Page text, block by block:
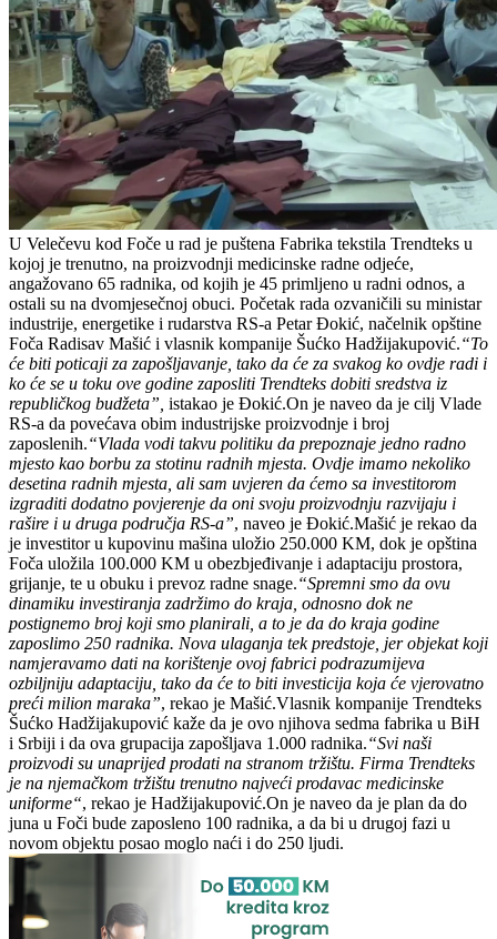
U Velečevu kod Foče u rad je puštena Fabrika tekstila Trendteks u
kojoj je trenutno, na proizvodnji medicinske radne odjeće,
angažovano 65 radnika, od kojih je 45 primljeno u radni odnos, a
ostali su na dvomjesečnoj obuci. Početak rada ozvaničili su ministar
industrije, energetike i rudarstva RS-a Petar Đokić, načelnik opštine
Foča Radisav Mašić i vlasnik kompanije Šućko Hadžijakupović.“To
će biti poticaji za zapošljavanje, tako da će za svakog ko ovdje radi i
ko će se u toku ove godine zaposliti Trendteks dobiti sredstva iz
republičkog budžeta”, istakao je Đokić.On je naveo da je cilj Vlade
RS-a da povećava obim industrijske proizvodnje i broj
zaposlenih.“Vlada vodi takvu politiku da prepoznaje jedno radno
mjesto kao borbu za stotinu radnih mjesta. Ovdje imamo nekoliko
desetina radnih mjesta, ali sam uvjeren da ćemo sa investitorom
izgraditi dodatno povjerenje da oni svoju proizvodnju razvijaju i
rašire i u druga područja RS-a”, naveo je Đokić.Mašić je rekao da
je investitor u kupovinu mašina uložio 250.000 KM, dok je opština
Foča uložila 100.000 KM u obezbjeđivanje i adaptaciju prostora,
grijanje, te u obuku i prevoz radne snage.“Spremni smo da ovu
dinamiku investiranja zadržimo do kraja, odnosno dok ne
postignemo broj koji smo planirali, a to je da do kraja godine
zaposlimo 250 radnika. Nova ulaganja tek predstoje, jer objekat koji
namjeravamo dati na korištenje ovoj fabrici podrazumijeva
ozbiljniju adaptaciju, tako da će to biti investicija koja će vjerovatno
preći milion maraka”, rekao je Mašić.Vlasnik kompanije Trendteks
Šućko Hadžijakupović kaže da je ovo njihova sedma fabrika u BiH
i Srbiji i da ova grupacija zapošljava 1.000 radnika.“Svi naši
proizvodi su unaprijed prodati na stranom tržištu. Firma Trendteks
je na njemačkom tržištu trenutno najveći prodavac medicinske
uniforme“, rekao je Hadžijakupović.On je naveo da je plan da do
juna u Foči bude zaposleno 100 radnika, a da bi u drugoj fazi u
novom objektu posao moglo naći i do 250 ljudi.